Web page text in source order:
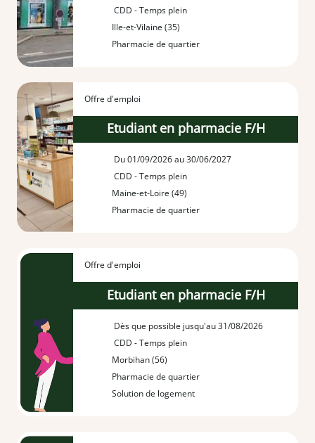
CDD - Temps plein
Ille-et-Vilaine (35)
Pharmacie de quartier
Offre d'emploi
Etudiant en pharmacie F/H
Du 01/09/2026 au 30/06/2027
CDD - Temps plein
Maine-et-Loire (49)
Pharmacie de quartier
Offre d'emploi
Etudiant en pharmacie F/H
Dès que possible jusqu'au 31/08/2026
CDD - Temps plein
Morbihan (56)
Pharmacie de quartier
Solution de logement